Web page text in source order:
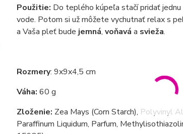
Použitie: Do teplého kúpeľa stačí pridať
vode. Potom si už môžete vychutnať relax s
a Vaša pleť bude jemná, voňavá a svieža.
Rozmery: 9x9x4,5 cm
Váha: 60 g
Zloženie: Zea Mays (Corn Starch), Polyvinyl
Paraffinum Liquidum, Parfum,